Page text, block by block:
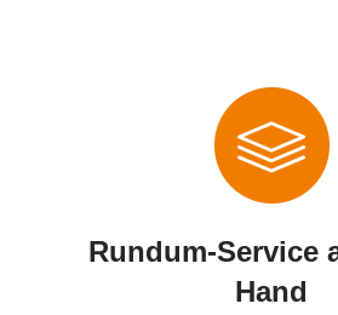
Rundum-Service
Hand